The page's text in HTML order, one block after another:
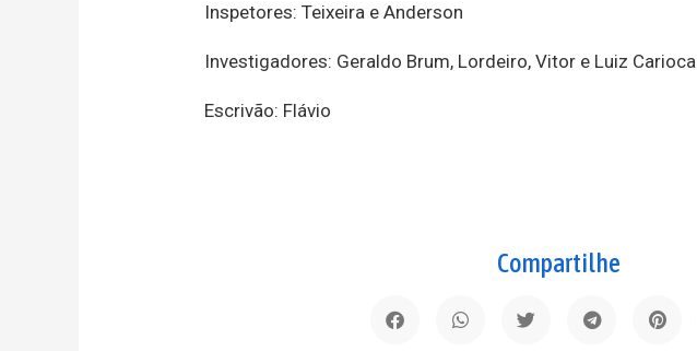
Inspetores: Teixeira e Anderson
Investigadores: Geraldo Brum, Lordeiro, Vitor e Luiz Carioca
Escrivão: Flávio
Compartilhe